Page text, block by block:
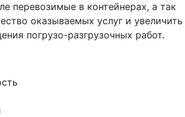
перевозимые в контейнерах, а так
оказываемых услуг и увеличить
погрузо-разгрузочных работ.